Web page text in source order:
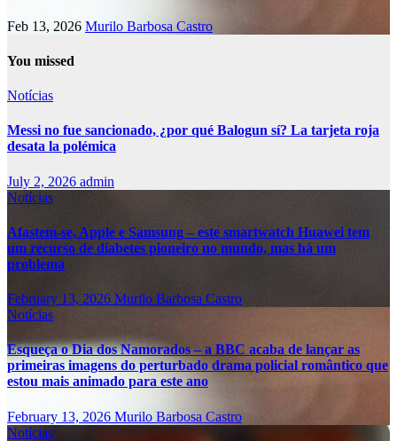
Feb 13, 2026 Murilo Barbosa Castro
You missed
Notícias
Messi no fue sancionado, ¿por qué Balogun sí? La tarjeta roja
desata la polémica
July 2, 2026 admin
Notícias
Afastem-se, Apple e Samsung – este smartwatch Huawei tem
um recurso de diabetes pioneiro no mundo, mas há um
problema
February 13, 2026 Murilo Barbosa Castro
Notícias
Esqueça o Dia dos Namorados – a BBC acaba de lançar as
primeiras imagens do perturbado drama policial romântico que
estou mais animado para este ano
February 13, 2026 Murilo Barbosa Castro
Notícias